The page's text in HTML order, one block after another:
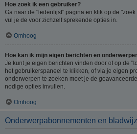
Hoe zoek ik een gebruiker?
Ga naar de "ledenlijst" pagina en klik op de "zoek
vul je de voor zichzelf sprekende opties in.
Omhoog
Hoe kan ik mijn eigen berichten en
Je kunt je eigen berichten vinden door of op de
het gebruikerspaneel te klikken, of via je eigen
onderwerpen te zoeken moet je de
nodige opties invullen.
Omhoog
Onderwerpabonnementen en